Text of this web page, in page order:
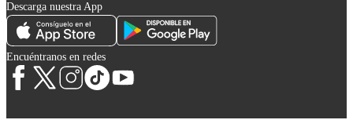
Descarga nuestra App
Encuéntranos en redes